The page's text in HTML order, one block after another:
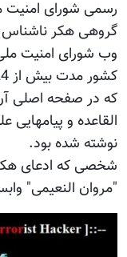
رسمی شورای
گروهی هکر ناشناس
وب شورای امنیت
که در صفحه اصلی
القاعده و
نوشته شده بود.
شخصی که ادعای هک
"مروان النعیمی"